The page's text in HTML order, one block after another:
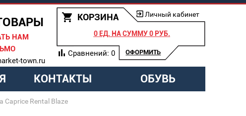
НАМ
town.ru
КОРЗИНА Личный кабинет
0 ЕД. НА СУММУ0 РУБ.
ОФОРМИТЬ
Сравнений: 0
КОНТАКТЫ ОБУВЬ
Caprice Rental Blaze